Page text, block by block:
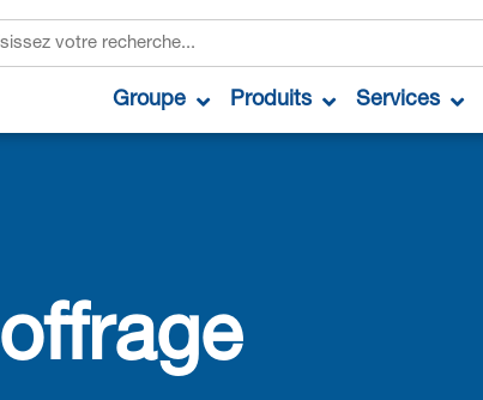
Groupe Produits Services